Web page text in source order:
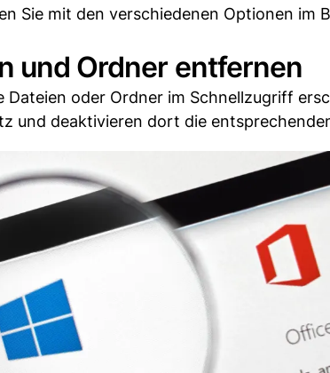
Sie mit den verschiedenen Optionen im
und Ordner entfernen
oder Ordner im Schnellzugriff
und deaktivieren dort die